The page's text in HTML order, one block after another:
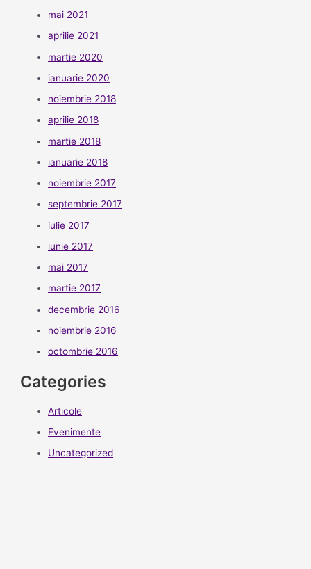
mai 2021
aprilie 2021
martie 2020
ianuarie 2020
noiembrie 2018
aprilie 2018
martie 2018
ianuarie 2018
noiembrie 2017
septembrie 2017
iulie 2017
iunie 2017
mai 2017
martie 2017
decembrie 2016
noiembrie 2016
octombrie 2016
Categories
Articole
Evenimente
Uncategorized